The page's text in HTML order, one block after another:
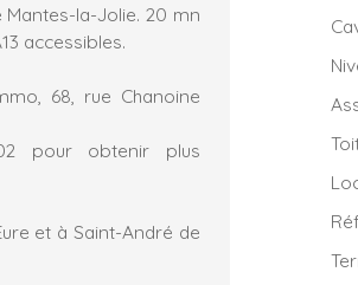
Mantes-la-Jolie. 20 mn
accessibles.
68, rue Chanoine
pour obtenir plus
et à Saint-André de